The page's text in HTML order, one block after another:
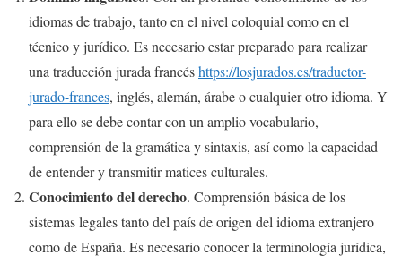
idiomas de trabajo, tanto en el nivel coloquial como en el
técnico y jurídico. Es necesario estar preparado para realizar
una traducción jurada francéshttps://losjurados.es/traductor-
jurado-frances, inglés, alemán, árabe o cualquier otro idioma. Y
para ello se debe contar con un amplio vocabulario,
comprensión de la gramática y sintaxis, así como la capacidad
de entender y transmitir matices culturales.
Conocimiento del derecho. Comprensión básica de los
sistemas legales tanto del país de origen del idioma extranjero
como de España. Es necesario conocer la terminología jurídica,